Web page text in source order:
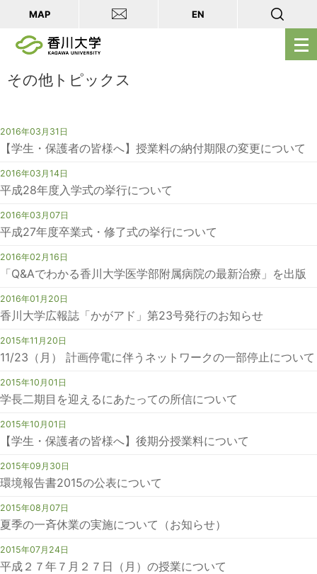
メ
ニ
く
MAP EN
その他トピックス
2016年03月31日
【学生・保護者の皆様へ】授業料の納付期限の変更について
2016年03月14日
平成28年度入学式の挙行について
2016年03月07日
平成27年度卒業式・修了式の挙行について
2016年02月16日
「Q&Aでわかる香川大学医学部附属病院の最新治療」を出版
2016年01月20日
香川大学広報誌「かがアド」第23号発行のお知らせ
2015年11月20日
11/23（月） 計画停電に伴うネットワークの一部停止について
2015年10月01日
学長二期目を迎えるにあたっての所信について
2015年10月01日
【学生・保護者の皆様へ】後期分授業料について
2015年09月30日
環境報告書2015の公表について
2015年08月07日
夏季の一斉休業の実施について（お知らせ）
2015年07月24日
平成２７年７月２７日（月）の授業について